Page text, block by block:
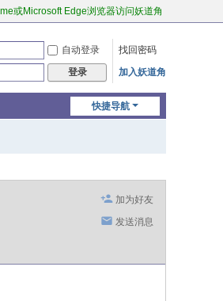
或Microsoft Edge浏览器访问妖道角
自动登录
找回密码
登录 加入妖道角
快捷导航
加为好友
发送消息